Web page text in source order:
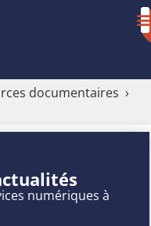
documentaires ›
numériques à